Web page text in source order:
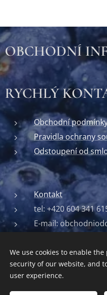
OBCHODNÍ
RYCHLÝ
Obchodní
Pravidla ochrany
Odstoupení od
Kontakt
tel: +420 604 341
E-mail:
Vytvořeno pro
We use cookies to enable
security of our website, and
user experience.